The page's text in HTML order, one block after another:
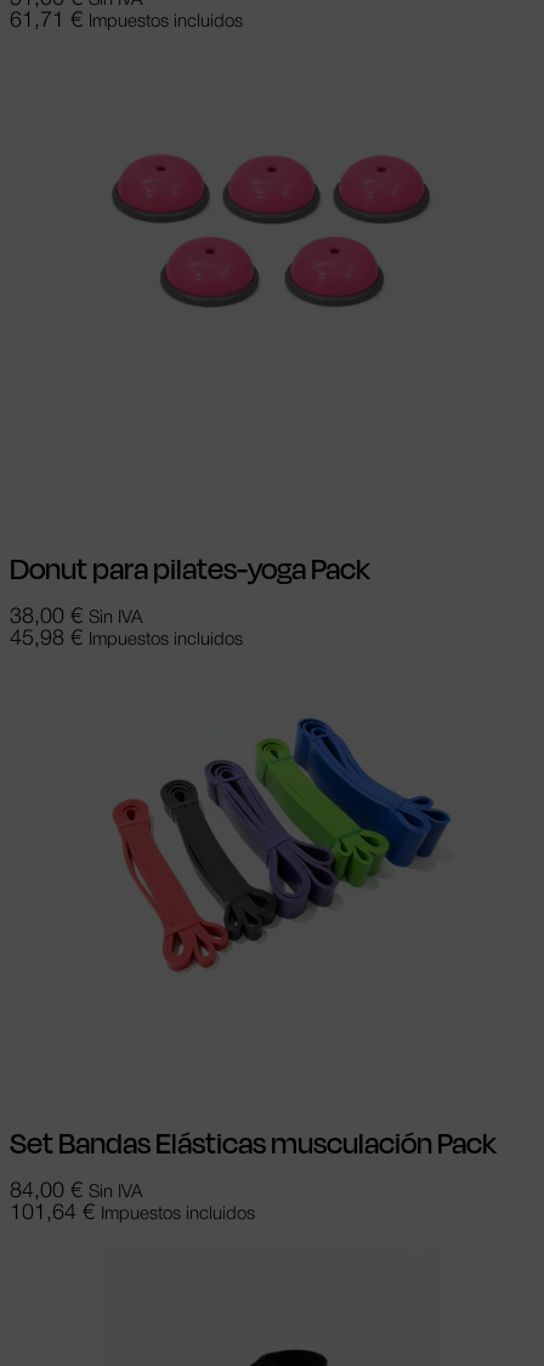
61,71 € Impuestos incluidos
Donut para pilates-yoga Pack
38,00 € Sin IVA
45,98 € Impuestos incluidos
Set Bandas Elásticas musculación Pack
84,00 € Sin IVA
101,64 € Impuestos incluidos